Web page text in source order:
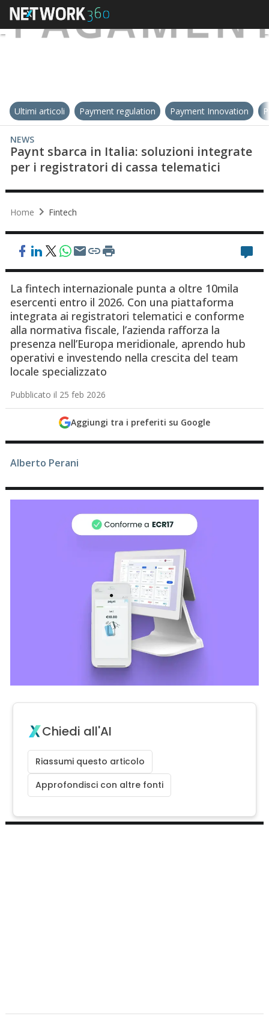
Ultimi articoli Payment regulation Payment Innovation
NEWS
Paynt sbarca in Italia: soluzioni integrate
per i registratori di cassa telematici
Home Fintech
La fintech internazionale punta a oltre 10mila
esercenti entro il 2026. Con una piattaforma
integrata ai registratori telematici e conforme
alla normativa fiscale, l’azienda rafforza la
presenza nell’Europa meridionale, aprendo hub
operativi e investendo nella crescita del team
locale specializzato
Pubblicato il 25 feb 2026
Aggiungi tra i preferiti su Google
Alberto Perani
Chiedi all'AI
Riassumi questo articolo
Approfondisci con altre fonti